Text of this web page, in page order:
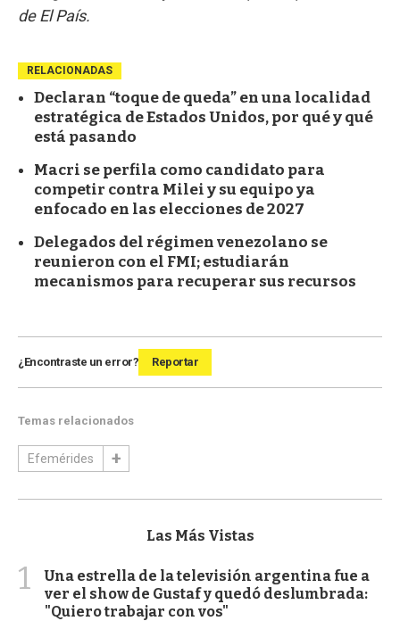
de El País.
RELACIONADAS
Declaran “toque de queda” en una localidad
estratégica de Estados Unidos, por qué y qué
está pasando
Macri se perfila como candidato para
competir contra Milei y su equipo ya
enfocado en las elecciones de 2027
Delegados del régimen venezolano se
reunieron con el FMI; estudiarán
mecanismos para recuperar sus recursos
¿Encontraste un error? Reportar
Temas relacionados
Efemérides
Las Más Vistas
1
Una estrella de la televisión argentina fue a
ver el show de Gustaf y quedó deslumbrada:
"Quiero trabajar con vos"